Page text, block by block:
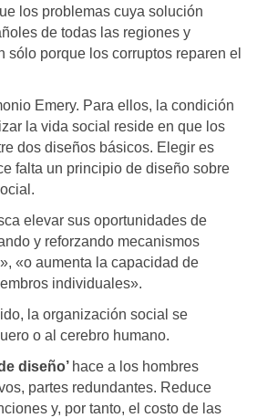
los problemas cuya solución
de todas las regiones y
sólo porque los corruptos reparen el
Emery. Para ellos, la condición
la vida social reside en que los
dos diseños básicos. Elegir es
falta un principio de diseño sobre
elevar sus oportunidades de
y reforzando mecanismos
«o aumenta la capacidad de
individuales».
la organización social se
o al cerebro humano.
diseño’ hace a los hombres
partes redundantes. Reduce
y, por tanto, el costo de las